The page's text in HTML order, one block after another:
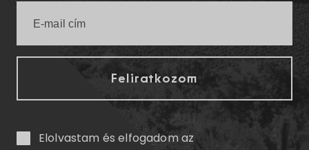
Elolvastam és elfogadom az